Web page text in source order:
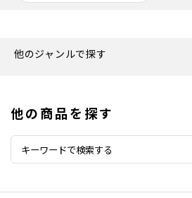
他のジャンルで探す
他の商品を探す